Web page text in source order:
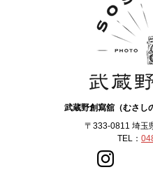
武蔵野創寫舘（むさし
〒333-0811 埼玉
TEL：